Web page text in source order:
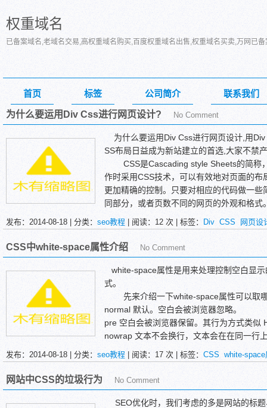
权重域名
已备案域名,老域名交易,高权重域名购买,百度权重域名出售,权重域名买卖,万网已
首页 标签 公司简介 联系我们
为什么要运用Div Css进行网页设计? No Comment
为什么要运用Div Css进行网页设计,用
SS布局日益成为新站建立的首选,大家不禁
CSS是Cascading style Sheets的简称，
作时采用CSS技术，可以有效地对页面的
更加精确的控制。只要对相应的代码做一
同部分，或者页数不同的网页的外观和格
还是Netscape Navigator，几乎随时都在
网页可能不好找。不管你用什么工具软件
用好CSS能使你的网页更加简炼，同样内
手做出来只有十几KB。
概括来讲使用CSS+DIV构架主要有以下
1、对搜索引擎亲和力
一般来说，table构架描述的页面，样式
甚至更高,而CSS+DIV构架的页面。虽然在
用差不多的带宽，然而搜索引擎可以很方
容。这便是div的优势所在。搜索引擎不会
默默地拿到它们需要的内容就离开。如果
2、表现和内容分离,便于站点重构页面
发布：2014-08-18 | 分类： seo教程 | 阅读： 12 次 | 标签： Div CSS 网页设
CSS中white-space属性介绍 No Comment
white-space属性是用来处理控制空白显
式。
先来介绍一下white-space属性可以取
normal 默认。空白会被浏览器忽略。
pre 空白会被浏览器保留。其行为方式类似
nowrap 文本不会换行，文本会在在同一行
pre-wrap 保留空白符序列，但是正常地进
pre-line 合并空白符序列，但是保留换行符
inherit 规定应该从父元素继承 white-space
下面是一个nowrap取值下p标签中文本的显
[CSS在线]-示例代码<!DOCTYPE html
发布：2014-08-18 | 分类： seo教程 | 阅读： 17 次 | 标签： CSS white-space
网站中CSS的垃圾行为 No Comment
SEO优化时，我们考虑的多是网站的标